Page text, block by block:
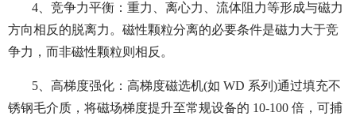
4、竞争力平衡：重力、离心力、流体阻力等形成与磁力
方向相反的脱离力。磁性颗粒分离的必要条件是磁力大于竞
争力，而非磁性颗粒则相反。
5、高梯度强化：高梯度磁选机(如 WD 系列)通过填充不
锈钢毛介质，将磁场梯度提升至常规设备的 10-100 倍，可捕